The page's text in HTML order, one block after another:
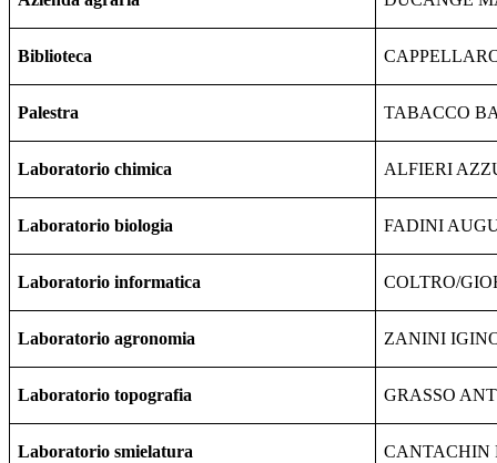
Biblioteca
Palestra TABACCO
Laboratorio chimica ALFIERI
Laboratorio biologia FADINI
Laboratorio informatica COLTRO/
Laboratorio agronomia ZANINI
Laboratorio topografia GRASSO
Laboratorio smielatura CANTACHIN